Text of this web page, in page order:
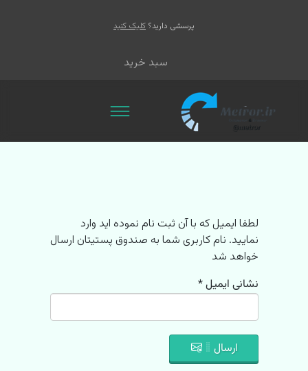
پرسشی دارید؟ کلیک کنید
سبد خرید
لطفا ایمیل که با آن ثبت نام نموده اید وارد
نمایید. نام کاربری شما به صندوق پستیتان ارسال
خواهد شد
نشانی ایمیل*
ارسال